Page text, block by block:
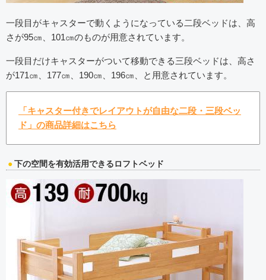
一段目がキャスターで動くようになっている二段ベッドは、高
さが95㎝、101㎝のものが用意されています。
一段目だけキャスターがついて移動できる三段ベッドは、高さ
が171㎝、177㎝、190㎝、196㎝、と用意されています。
「キャスター付きでレイアウトが自由な二段・三段ベッ
ド」の商品詳細はこちら
下の空間を有効活用できるロフトベッド